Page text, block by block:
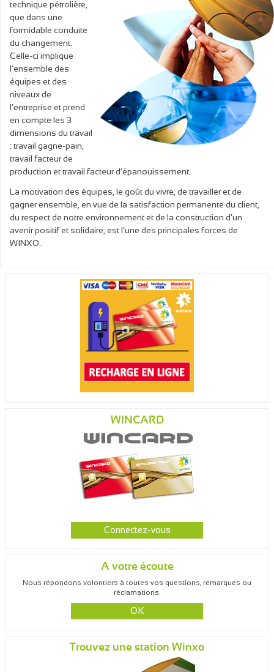
technique pétrolière,
que dans une
formidable conduite
du changement.
Celle-ci implique
l’ensemble des
équipes et des
niveaux de
l’entreprise et prend
en compte les 3
dimensions du travail
: travail gagne-pain,
travail facteur de
production et travail facteur d’épanouissement.
La motivation des équipes, le goût du vivre, de travailler et de
gagner ensemble, en vue de la satisfaction permanente du client,
du respect de notre environnement et de la construction d’un
avenir positif et solidaire, est l’une des principales forces de
WINXO..
WINCARD
Connectez-vous
A votre écoute
Nous répondons volontiers à toutes vos questions, remarques ou
réclamations.
OK
Trouvez une station Winxo